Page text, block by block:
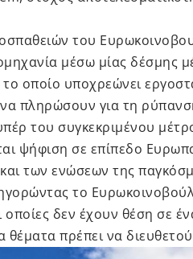
του
μέσω μίας δέσμης
το οποίο υποχρεώνει
να πληρώσουν για τη
του συγκεκριμένου
ψήφιση σε επίπεδο
των ενώσεων της
το
οποίες δεν έχουν θέση σε
θέματα πρέπει να